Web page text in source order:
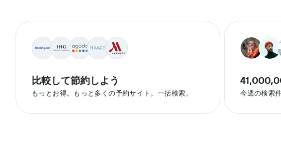
比較して節約しよう
もっとお得。もっと多くの予約サイト。一括検索。 今週の検索